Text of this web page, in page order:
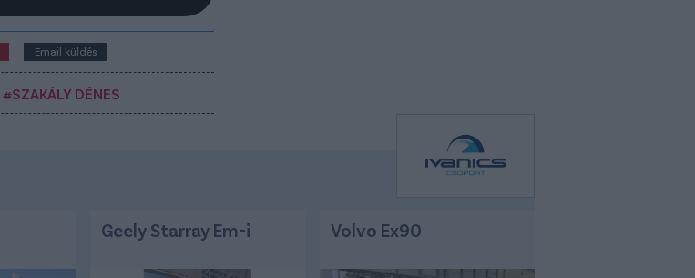
Email küldés
#SZAKÁLY DÉNES
Geely Starray Em-i Volvo Ex90